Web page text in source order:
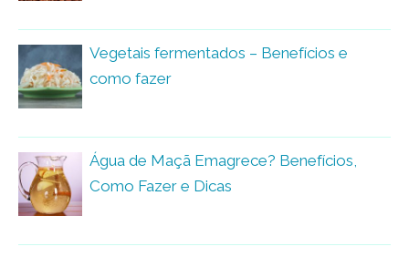
Vegetais fermentados – Benefícios e
como fazer
Água de Maçã Emagrece? Benefícios,
Como Fazer e Dicas